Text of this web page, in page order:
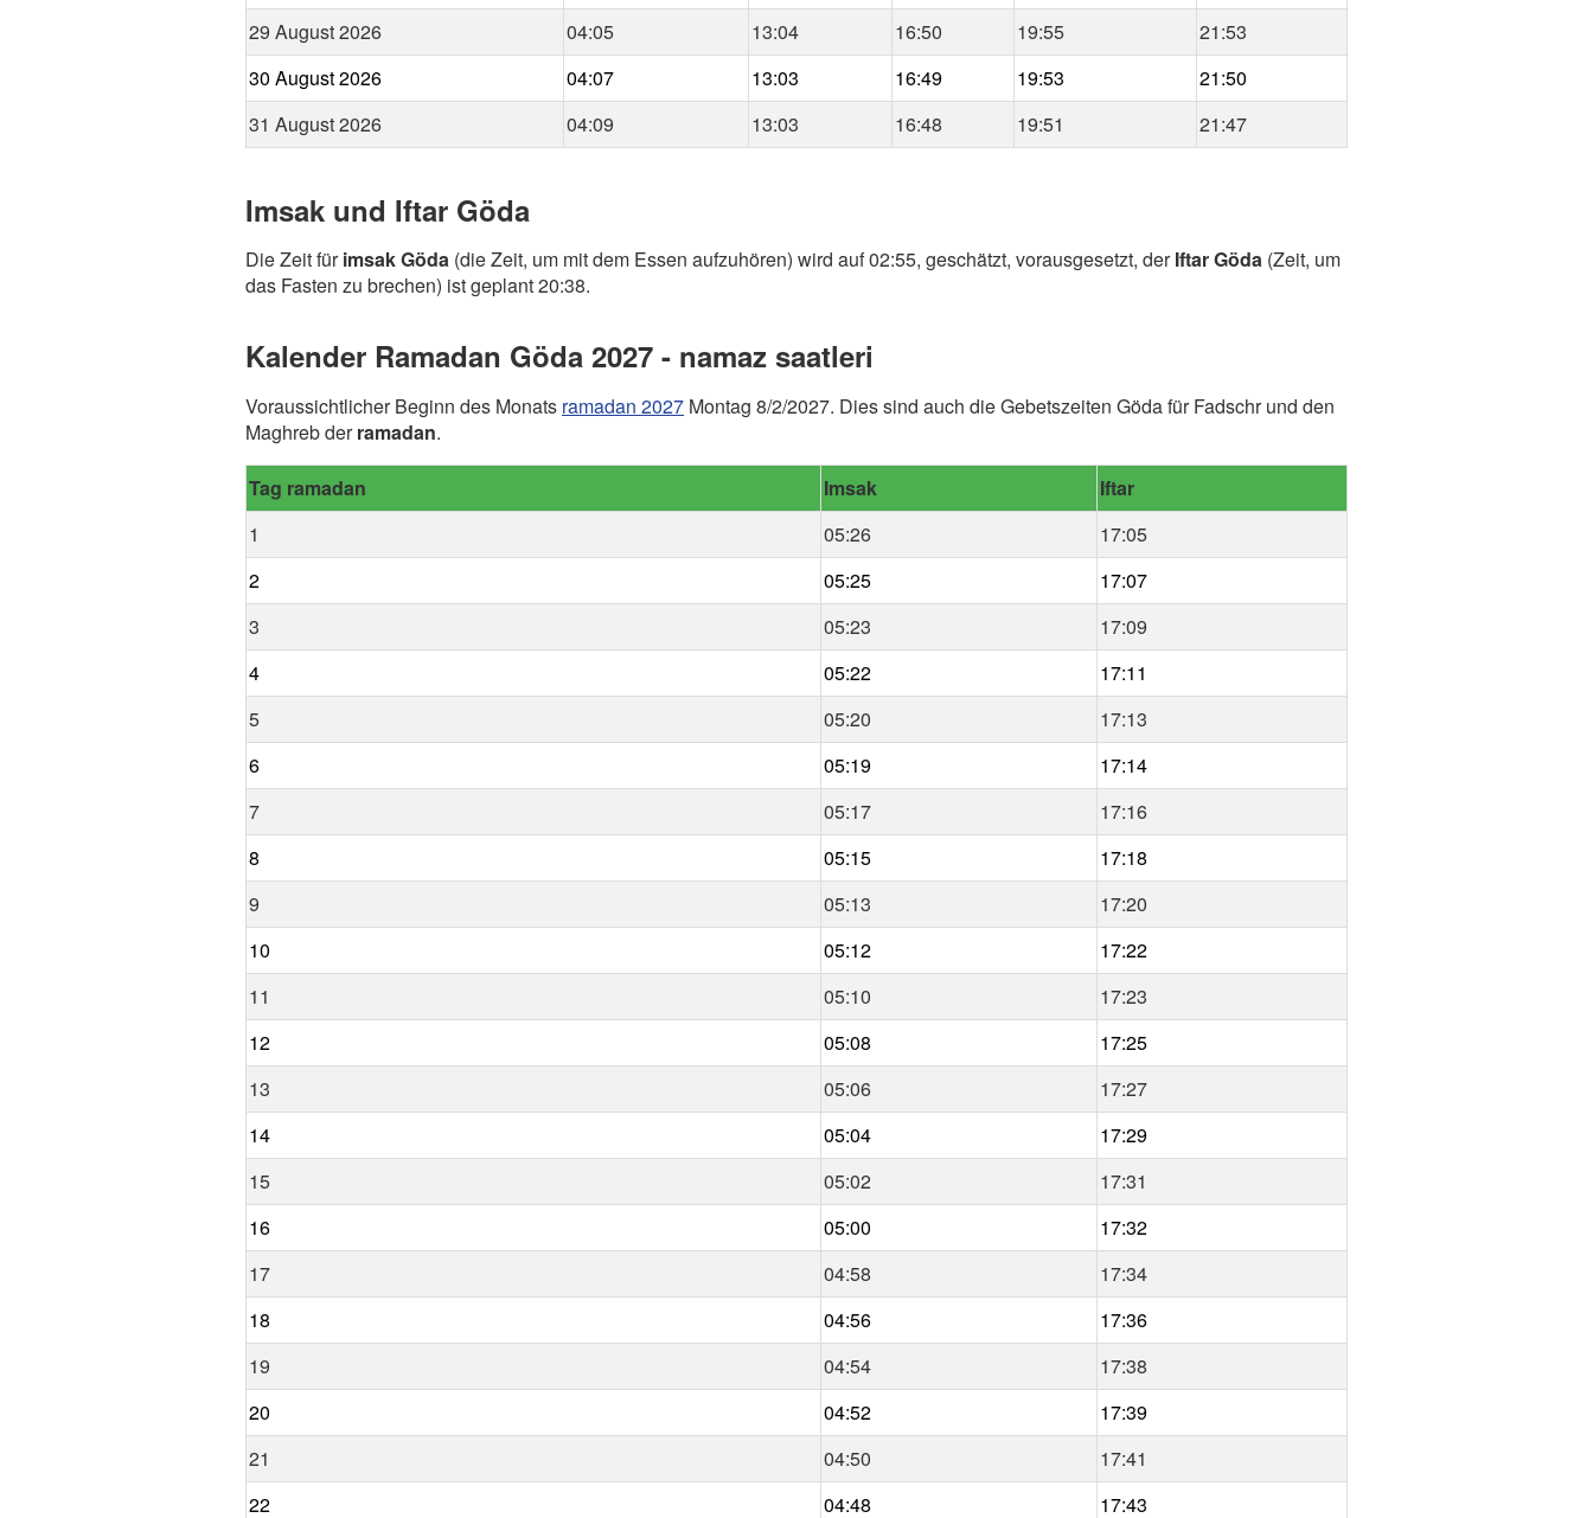
29 August 2026
04:05 13:04 16:50 19:55
21:53
30 August 2026
04:07 13:03 16:49 19:53
21:50
31 August 2026
04:09 13:03 16:48 19:51 21:47
Imsak und Iftar Göda
Die Zeit fürimsak Göda (die Zeit, um mit dem Essen aufzuhören) wird auf 02:55, geschätzt, vorausgesetzt, derIftar Göda (Zeit, um
das Fasten zu brechen) ist geplant 20:38.
Kalender Ramadan Göda 2027 - namaz saatleri
Voraussichtlicher Beginn des Monats ramadan 2027 Montag 8/2/2027. Dies sind auch die Gebetszeiten Göda für Fadschr und den
Maghreb derramadan.
Tag ramadan Imsak
Iftar
1
05:26
17:05
2
05:25
17:07
3
05:23
17:09
4
05:22
17:11
5
05:20
17:13
6
05:19
17:14
7
05:17
17:16
8
05:15
17:18
9
05:13
17:20
10
05:12
17:22
11
05:10
17:23
12
05:08
17:25
13
05:06
17:27
14
05:04
17:29
15
05:02
17:31
16
05:00
17:32
17
04:58
17:34
18
04:56
17:36
19
04:54
17:38
20
04:52
17:39
21
04:50
17:41
22
04:48 17:43